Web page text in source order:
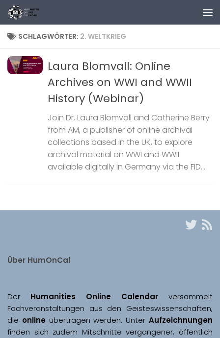
Zum Inhalt springen
SCHLAGWÖRTER: 2. WELTKRIEG
Laura Blomvall: Online
Archives on WWI and WWII
History (Webinar)
Join Dr. Laura Blomvall and Catherine Berry
from AM, a publisher of online archival
collections based in the UK, to explore
archival material on WWI and WWII
available digitally in Germany via the FID...
Über HumOnCal
Der Humanities Online Calendar versammelt
Fachveranstaltungen aus den Geisteswissenschaften,
die online übertragen werden. Unter Aufzeichnungen
finden sich zudem Mitschnitte vergangener, öffentlich